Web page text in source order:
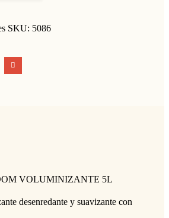
SKU: 5086
VOLUMINIZANTE 5L
desenredante y suavizante con